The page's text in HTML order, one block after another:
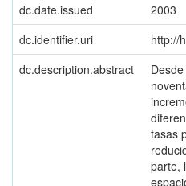
dc.date.issued
2003
dc.identifier.uri
http://
dc.description.abstract
tasas
parte,